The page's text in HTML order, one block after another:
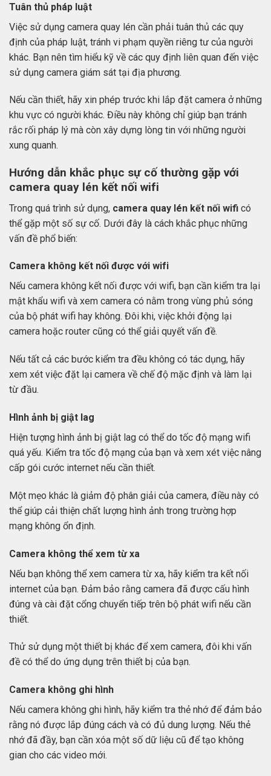
Tuân thủ pháp luật
Việc sử dụng camera quay lén cần phải tuân thủ các quy
định của pháp luật, tránh vi phạm quyền riêng tư của người
khác. Bạn nên tìm hiểu kỹ về các quy định liên quan đến việc
sử dụng camera giám sát tại địa phương.
Nếu cần thiết, hãy xin phép trước khi lắp đặt camera ở những
khu vực có người khác. Điều này không chỉ giúp bạn tránh
rắc rối pháp lý mà còn xây dựng lòng tin với những người
xung quanh.
Hướng dẫn khắc phục sự cố thường gặp với
camera quay lén kết nối wifi
Trong quá trình sử dụng, camera quay lén kết nối wifi có
thể gặp một số sự cố. Dưới đây là cách khắc phục những
vấn đề phổ biến:
Camera không kết nối được với wifi
Nếu camera không kết nối được với wifi, bạn cần kiểm tra lại
mật khẩu wifi và xem camera có nằm trong vùng phủ sóng
của bộ phát wifi hay không. Đôi khi, việc khởi động lại
camera hoặc router cũng có thể giải quyết vấn đề.
Nếu tất cả các bước kiểm tra đều không có tác dụng, hãy
xem xét việc đặt lại camera về chế độ mặc định và làm lại
từ đầu.
Hình ảnh bị giật lag
Hiện tượng hình ảnh bị giật lag có thể do tốc độ mạng wifi
quá yếu. Kiểm tra tốc độ mạng của bạn và xem xét việc nâng
cấp gói cước internet nếu cần thiết.
Một mẹo khác là giảm độ phân giải của camera, điều này có
thể giúp cải thiện chất lượng hình ảnh trong trường hợp
mạng không ổn định.
Camera không thể xem từ xa
Nếu bạn không thể xem camera từ xa, hãy kiểm tra kết nối
internet của bạn. Đảm bảo rằng camera đã được cấu hình
đúng và cài đặt cổng chuyển tiếp trên bộ phát wifi nếu cần
thiết.
Thử sử dụng một thiết bị khác để xem camera, đôi khi vấn
đề có thể do ứng dụng trên thiết bị của bạn.
Camera không ghi hình
Nếu camera không ghi hình, hãy kiểm tra thẻ nhớ để đảm bảo
rằng nó được lắp đúng cách và có đủ dung lượng. Nếu thẻ
nhớ đã đầy, bạn cần xóa một số dữ liệu cũ để tạo không
gian cho các video mới.